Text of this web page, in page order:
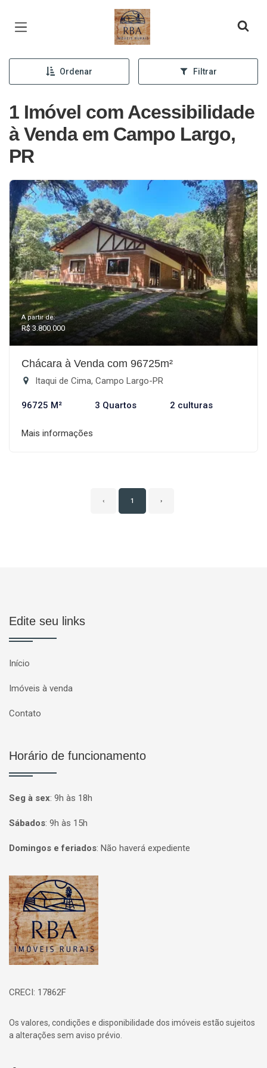
Página inicial
Ordenar Filtrar
1 Imóvel com Acessibilidade
à Venda em Campo Largo,
PR
A partir de:
R$ 3.800.000
Chácara à Venda com 96725m²
Itaqui de Cima, Campo Largo-PR
96725 M² 3 Quartos 2 culturas
Mais informações
‹ 1 ›
Edite seu links
Início
Imóveis à venda
Contato
Horário de funcionamento
Seg à sex: 9h às 18h
Sábados: 9h às 15h
Domingos e feriados: Não haverá expediente
Página inicial
CRECI: 17862F
Os valores, condições e disponibilidade dos imóveis estão sujeitos
a alterações sem aviso prévio.